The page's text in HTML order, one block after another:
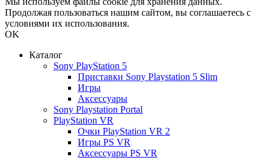
Продолжая пользоваться нашим сайтом, вы соглашаетесь с
условиями их использования.
OK
Каталог
Sony PlayStation 5
Приставки Sony Playstation 5 Slim
Игры
Аксессуары
Sony Playstation Portal
PlayStation VR
Очки PlayStation VR 2
Игры PS VR
Аксессуары PS VR